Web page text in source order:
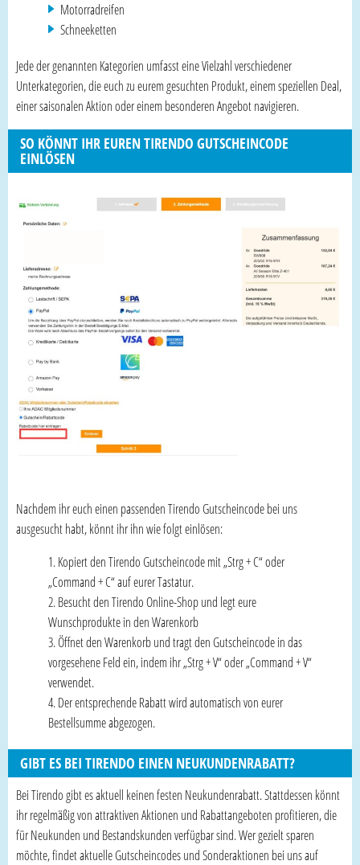
Motorradreifen
Schneeketten
Jede der genannten Kategorien umfasst eine Vielzahl verschiedener
Unterkategorien, die euch zu eurem gesuchten Produkt, einem speziellen Deal,
einer saisonalen Aktion oder einem besonderen Angebot navigieren.
SO KÖNNT IHR EUREN TIRENDO GUTSCHEINCODE
EINLÖSEN
Nachdem ihr euch einen passenden Tirendo Gutscheincode bei uns
ausgesucht habt, könnt ihr ihn wie folgt einlösen:
Kopiert den Tirendo Gutscheincode mit „Strg + C“ oder
„Command + C“ auf eurer Tastatur.
Besucht den Tirendo Online-Shop und legt eure
Wunschprodukte in den Warenkorb
Öffnet den Warenkorb und tragt den Gutscheincode in das
vorgesehene Feld ein, indem ihr „Strg + V“ oder „Command + V“
verwendet.
Der entsprechende Rabatt wird automatisch von eurer
Bestellsumme abgezogen.
GIBT ES BEI TIRENDO EINEN NEUKUNDENRABATT?
Bei Tirendo gibt es aktuell keinen festen Neukundenrabatt. Stattdessen könnt
ihr regelmäßig von attraktiven Aktionen und Rabattangeboten profitieren, die
für Neukunden und Bestandskunden verfügbar sind. Wer gezielt sparen
möchte, findet aktuelle Gutscheincodes und Sonderaktionen bei uns auf